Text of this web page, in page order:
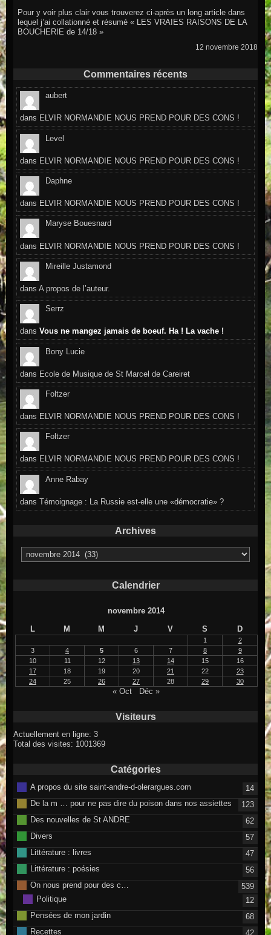
Pour y voir plus clair vous trouverez ci-après un long article dans
lequel j’ai collationné et résumé « LES VRAIES RAISONS DE LA
BOUCHERIE de 14/18 »
12 novembre 2018
Commentaires récents
aubert
dans ELVIR NORMANDIE NOUS PREND POUR DES CONS !
Level
dans ELVIR NORMANDIE NOUS PREND POUR DES CONS !
Daphne
dans ELVIR NORMANDIE NOUS PREND POUR DES CONS !
Maryse Bouesnard
dans ELVIR NORMANDIE NOUS PREND POUR DES CONS !
Mireille Justamond
dansA propos de l’auteur.
Serrz
dansVous ne mangez jamais de boeuf. Ha ! La vache !
Bony Lucie
dans Ecole de Musique de St Marcel de Careiret
Foltzer
dans ELVIR NORMANDIE NOUS PREND POUR DES CONS !
Foltzer
dans ELVIR NORMANDIE NOUS PREND POUR DES CONS !
Anne Rabay
dansTémoignage : La Russie est-elle une «démocratie» ?
Archives
Archives
Calendrier
novembre 2014
L
M M J V S D
1
2
3
4 5 6 7 8
9
10
11 12 13 14 15
16
17
18 19 20 21 22
23
24
25 26 27 28 29 30
« Oct Déc »
Visiteurs
Actuellement en ligne: 3
Total des visites: 1001369
Catégories
A propos du site saint-andre-d-olerargues.com
14
De la m … pour ne pas dire du poison dans nos assiettes
123
Des nouvelles de St ANDRE
62
Divers
57
Littérature : livres
47
Littérature : poésies
56
On nous prend pour des c…
539
Politique
12
Pensées de mon jardin
68
Recettes
42